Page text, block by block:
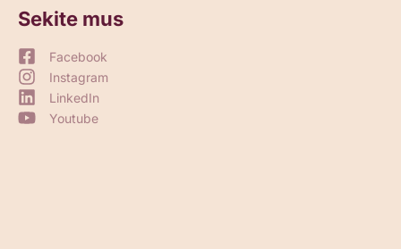
Sekite mus
Facebook
Instagram
LinkedIn
Youtube